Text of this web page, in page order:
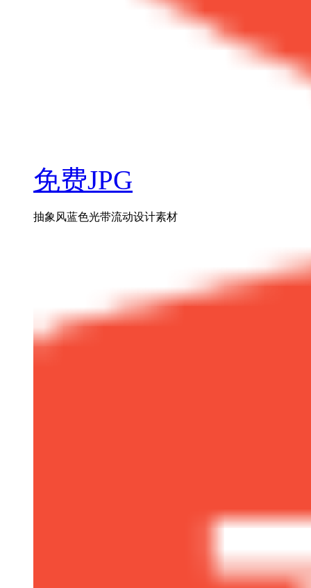
免费JPG
抽象风蓝色光带流动设计素材